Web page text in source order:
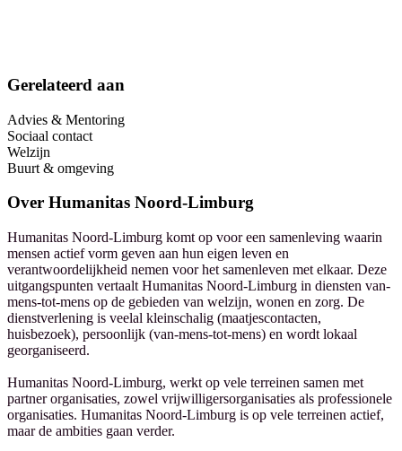
Gerelateerd aan
Advies & Mentoring
Sociaal contact
Welzijn
Buurt & omgeving
Over Humanitas Noord-Limburg
Humanitas Noord-Limburg komt op voor een samenleving waarin
mensen actief vorm geven aan hun eigen leven en
verantwoordelijkheid nemen voor het samenleven met elkaar. Deze
uitgangspunten vertaalt Humanitas Noord-Limburg in diensten van-
mens-tot-mens op de gebieden van welzijn, wonen en zorg. De
dienstverlening is veelal kleinschalig (maatjescontacten,
huisbezoek), persoonlijk (van-mens-tot-mens) en wordt lokaal
georganiseerd.
Humanitas Noord-Limburg, werkt op vele terreinen samen met
partner organisaties, zowel vrijwilligersorganisaties als professionele
organisaties. Humanitas Noord-Limburg is op vele terreinen actief,
maar de ambities gaan verder.